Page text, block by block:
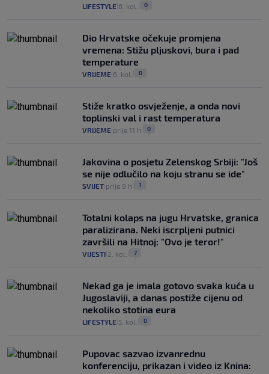
LIFESTYLE 6. kol. 0
Dio Hrvatske očekuje promjena
vremena: Stižu pljuskovi, bura i pad
temperature
VRIJEME 6. kol. 0
Stiže kratko osvježenje, a onda novi
toplinski val i rast temperatura
VRIJEME prije 11 h 0
Jakovina o posjetu Zelenskog Srbiji: "Još
se nije odlučilo na koju stranu se ide"
SVIJET prije 9 h 1
Totalni kolaps na jugu Hrvatske, granica
paralizirana. Neki iscrpljeni putnici
završili na Hitnoj: "Ovo je teror!"
VIJESTI 2. kol. 7
Nekad ga je imala gotovo svaka kuća u
Jugoslaviji, a danas postiže cijenu od
nekoliko stotina eura
LIFESTYLE 5. kol. 0
Pupovac sazvao izvanrednu
konferenciju, prikazan i video iz Knina: